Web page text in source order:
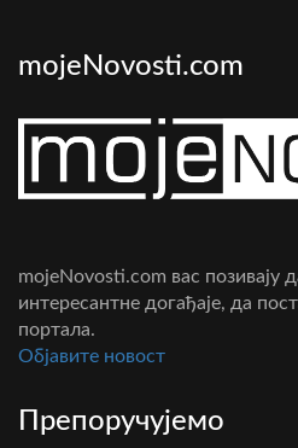
mojeNovosti.com
mojeNovosti.com вас позивају
интересантне догађаје, да
портала.
Oбјавите новост
Препоручујемо